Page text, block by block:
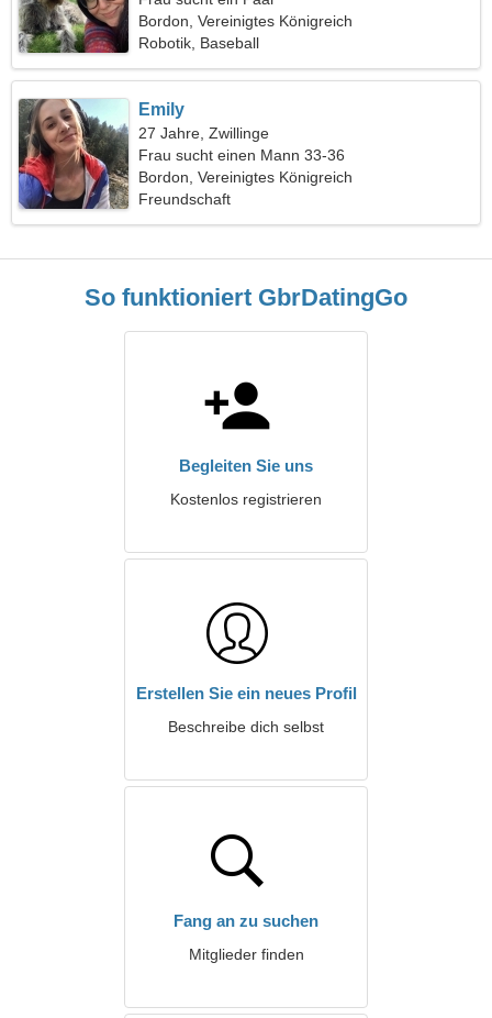
Bordon, Vereinigtes Königreich
Robotik, Baseball
Emily
27 Jahre, Zwillinge
Frau sucht einen Mann 33-36
Bordon, Vereinigtes Königreich
Freundschaft
So funktioniert GbrDatingGo
Begleiten Sie uns
Kostenlos registrieren
Erstellen Sie ein neues Profil
Beschreibe dich selbst
Fang an zu suchen
Mitglieder finden